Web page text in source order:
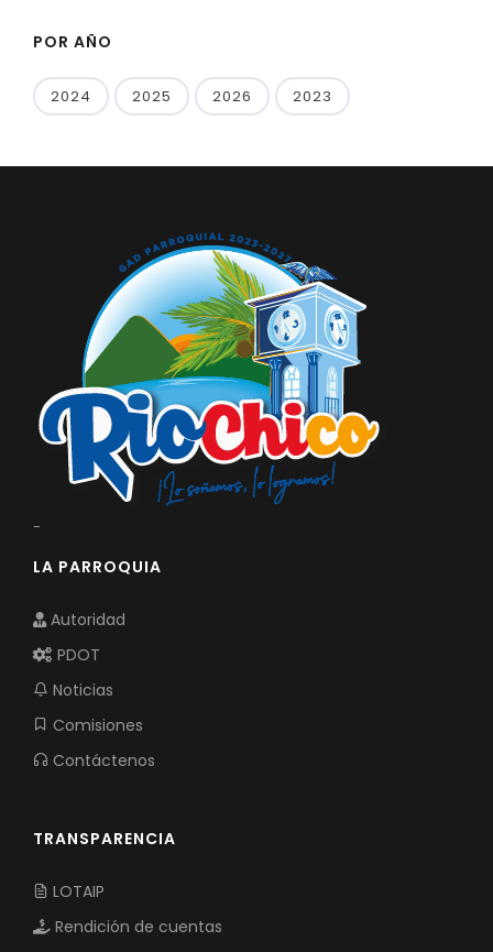
POR AÑO
2024 2025 2026 2023
-
LA PARROQUIA
Autoridad
PDOT
Noticias
Comisiones
Contáctenos
TRANSPARENCIA
LOTAIP
Rendición de cuentas